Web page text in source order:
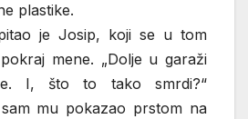
plastike.
je Josip, koji se u tom
mene. „Dolje u garaži
I, što to tako smrdi?“
mu pokazao prstom na